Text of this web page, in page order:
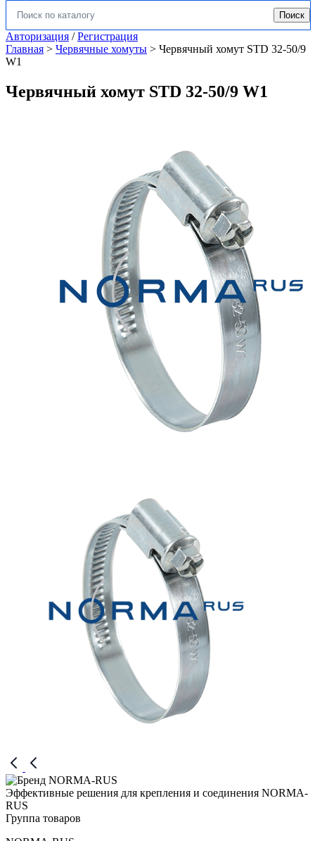
Искать: Поиск
Авторизация /Регистрация
Главная > Червячные хомуты > Червячный хомут STD 32-50/9
W1
Червячный хомут STD 32-50/9 W1
Эффективные решения для крепления и соединения NORMA-
RUS
Группа товаров